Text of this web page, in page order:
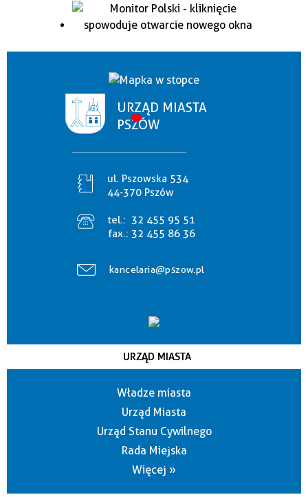
URZĄD MIASTA
PSZÓW
ul. Pszowska 534
44-370 Pszów
tel.: 32 455 95 51
fax.: 32 455 86 36
kancelaria@pszow.pl
URZĄD MIASTA
Władze miasta
Urząd Miasta
Urząd Stanu Cywilnego
Rada Miejska
Więcej »